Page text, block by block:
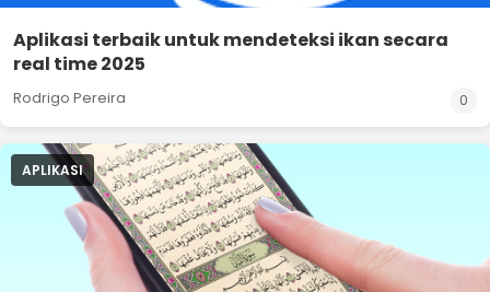
Aplikasi terbaik untuk mendeteksi ikan secara
real time 2025
Rodrigo Pereira 0
APLIKASI